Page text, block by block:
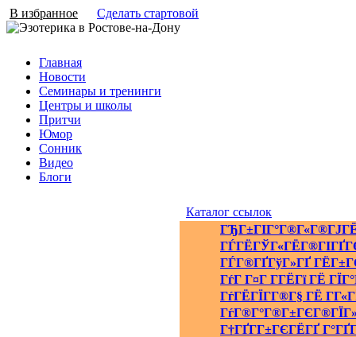
В избранное Сделать стартовой
Главная
Новости
Семинары и тренинги
Центры и школы
Притчи
Юмор
Сонник
Видео
Блоги
Каталог ссылок
ГЃГ®ГҐГўГ»ГҐ
ГѓГ Г¤Г Г­ГЁГї ГЁ
ГѓГЁГЇГ­Г®Г§ ГЁ
Г†ГҐГ­Г±ГЄГЁГҐ